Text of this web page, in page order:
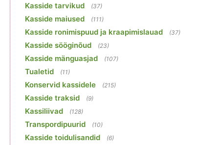
Kasside tarvikud (37)
Kasside maiused (111)
Kasside ronimispuud ja kraapimislauad (37)
Kasside sööginõud (23)
Kasside mänguasjad (107)
Tualetid (11)
Konservid kassidele (215)
Kasside traksid (9)
Kassiliivad (128)
Transpordipuurid (10)
Kasside toidulisandid (6)